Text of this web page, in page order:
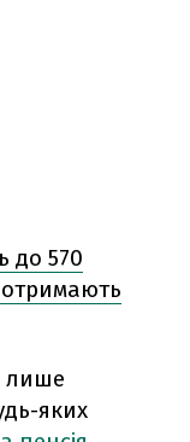
до 570
отримають
лише
яких